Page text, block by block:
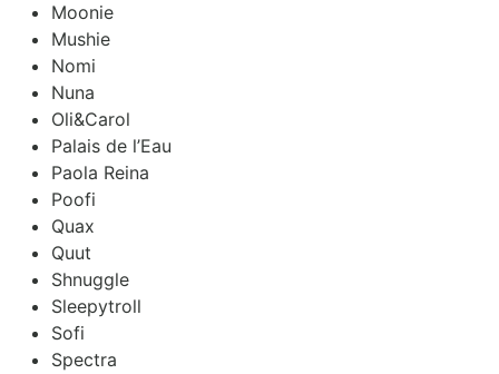
Moonie
Mushie
Nomi
Nuna
Oli&Carol
Palais de l’Eau
Paola Reina
Poofi
Quax
Quut
Shnuggle
Sleepytroll
Sofi
Spectra